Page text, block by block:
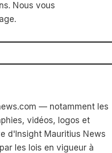
Nous vous
— notamment les
vidéos, logos et
d'Insight Mauritius News
les lois en vigueur à